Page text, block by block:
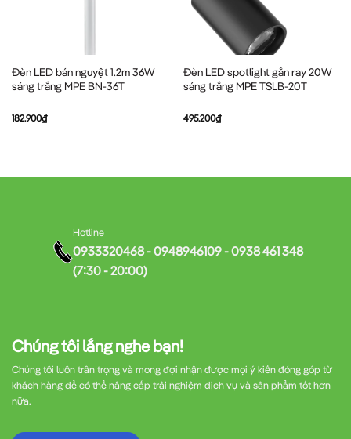
Đèn LED bán nguyệt 1.2m 36W
sáng trắng MPE BN-36T
182.900₫
Đèn LED spotlight gắn ray 20W
sáng trắng MPE TSLB-20T
495.200₫
Chúng tôi lắng nghe bạn!
Chúng tôi luôn trân trọng và mong đợi nhận được mọi ý kiến đóng góp từ
khách hàng để có thể nâng cấp trải nghiệm dịch vụ và sản phẩm tốt hơn
nữa.
Hotline
0933320468 - 0948946109 - 0938 461 348
(7:30 - 20:00)